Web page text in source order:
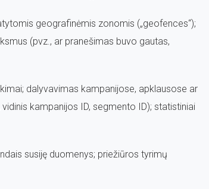
geografinėmis zonomis („geofences“);
(pvz., ar pranešimas buvo gautas,
dalyvavimas kampanijose, apklausose ar
kampanijos ID, segmento ID); statistiniai
susiję duomenys; priežiūros tyrimų